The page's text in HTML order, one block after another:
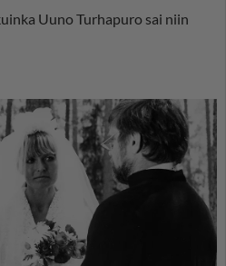
Uuno Turhapuro sai niin